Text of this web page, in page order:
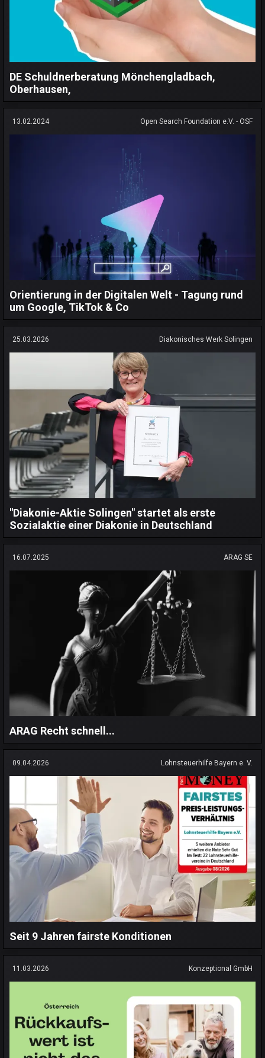
DE Schuldnerberatung Mönchengladbach,
Oberhausen,
13.02.2024 Open Search Foundation e.V. - OSF
Orientierung in der Digitalen Welt - Tagung rund
um Google, TikTok & Co
25.03.2026 Diakonisches Werk Solingen
"Diakonie-Aktie Solingen" startet als erste
Sozialaktie einer Diakonie in Deutschland
16.07.2025 ARAG SE
ARAG Recht schnell...
09.04.2026 Lohnsteuerhilfe Bayern e. V.
Seit 9 Jahren fairste Konditionen
11.03.2026 Konzeptional GmbH